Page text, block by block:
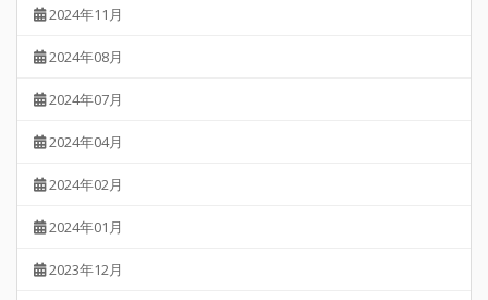
2024年11月
2024年08月
2024年07月
2024年04月
2024年02月
2024年01月
2023年12月